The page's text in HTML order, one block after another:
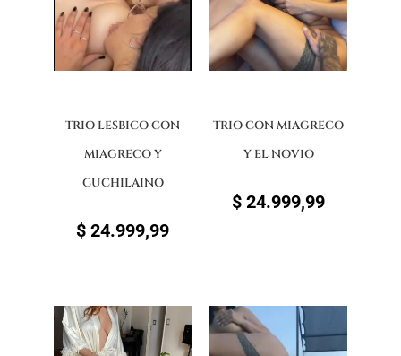
TRIO LESBICO CON
MIAGRECO Y
CUCHILAINO
$ 24.999,99
TRIO CON MIAGRECO
Y EL NOVIO
$ 24.999,99